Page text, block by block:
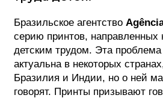
Бразильское агентство
серию принтов, направленных
детским трудом. Эта
актуальна в некоторых
Бразилия и Индии, но о ней
говорят. Принты призывают
БИЗНЕС